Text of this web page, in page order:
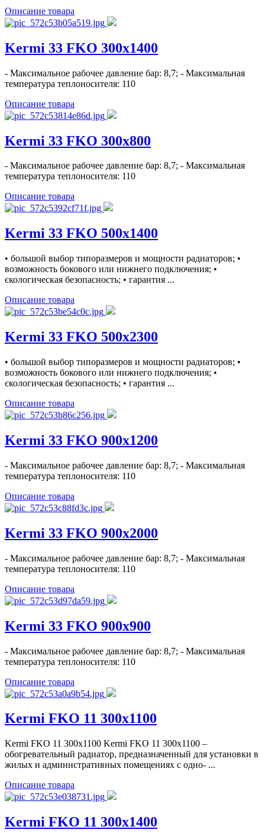
Описание товара
Kermi 33 FKO 300x1400
- Максимальное рабочее давление бар: 8,7; - Максимальная
температура теплоносителя: 110
Описание товара
Kermi 33 FKO 300x800
- Максимальное рабочее давление бар: 8,7; - Максимальная
температура теплоносителя: 110
Описание товара
Kermi 33 FKO 500x1400
• большой выбор типоразмеров и мощности радиаторов; •
возможность бокового или нижнего подключения; •
єкологическая безопасность; • гарантия ...
Описание товара
Kermi 33 FKO 500x2300
• большой выбор типоразмеров и мощности радиаторов; •
возможность бокового или нижнего подключения; •
єкологическая безопасность; • гарантия ...
Описание товара
Kermi 33 FKO 900x1200
- Максимальное рабочее давление бар: 8,7; - Максимальная
температура теплоносителя: 110
Описание товара
Kermi 33 FKO 900x2000
- Максимальное рабочее давление бар: 8,7; - Максимальная
температура теплоносителя: 110
Описание товара
Kermi 33 FKO 900x900
- Максимальное рабочее давление бар: 8,7; - Максимальная
температура теплоносителя: 110
Описание товара
Kermi FKO 11 300x1100
Kermi FKO 11 300x1100 Kermi FKO 11 300x1100 –
обогревательный радиатор, предназначенный для установки в
жилых и административных помещениях с одно- ...
Описание товара
Kermi FKO 11 300x1400